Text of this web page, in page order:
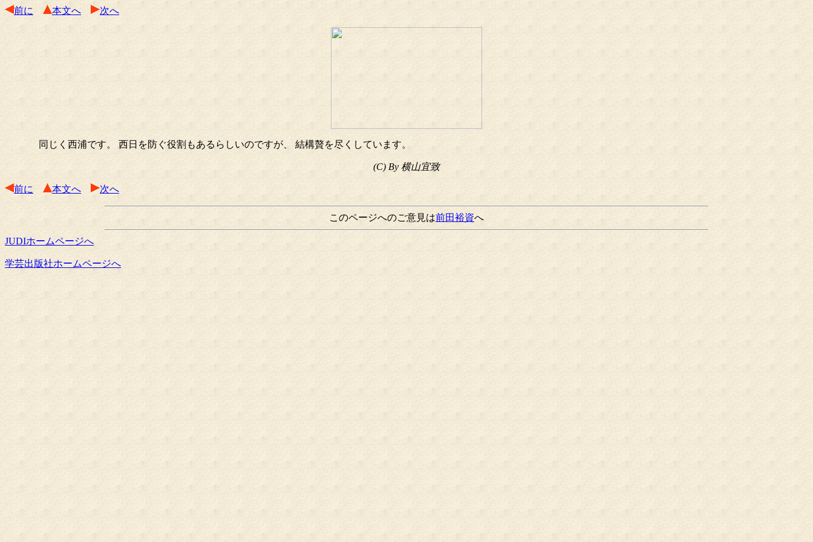
前に 本文へ 次へ
同じく西浦です。 西日を防ぐ役割もあるらしいのですが、 結構贅を尽くしています。
(C) By 横山宜致
前に 本文へ 次へ
このページへのご意見は前田裕資へ
JUDIホームページへ
学芸出版社ホームページへ